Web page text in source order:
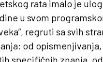
rata imalo je
u svom
regruti sa svih
od